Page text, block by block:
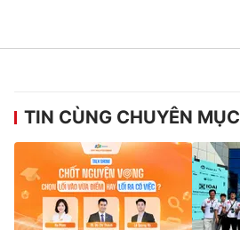
TIN CÙNG CHUYÊN MỤC